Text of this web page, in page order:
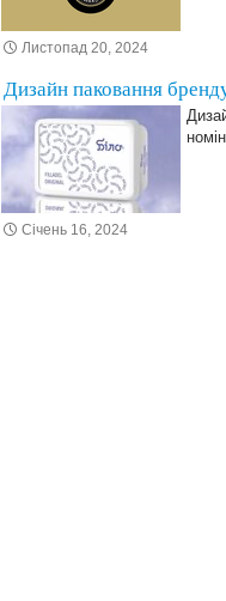
Листопад 20, 2024
Дизайн паковання
Січень 16, 2024